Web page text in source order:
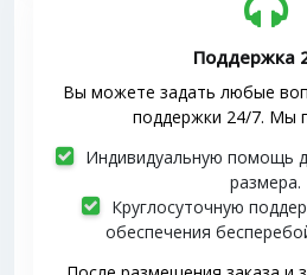
Поддержка
Вы можете задать любые
поддержки 24/7. Мы
Индивидуальную помощь
размера.
Круглосуточную
обеспечения